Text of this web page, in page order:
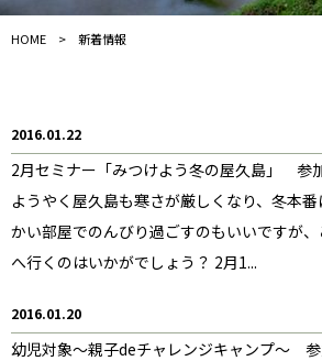
HOME 新着情報
2016.01.22
2月セミナー「みつけよう冬の屋久島」 参
ようやく屋久島も寒さが厳しくなり、冬本
かい部屋でのんびり過ごすのもいいですが
へ行くのはいかがでしょう？ 2月1...
2016.01.20
幼児対象〜親子deチャレンジキャンプ〜 参